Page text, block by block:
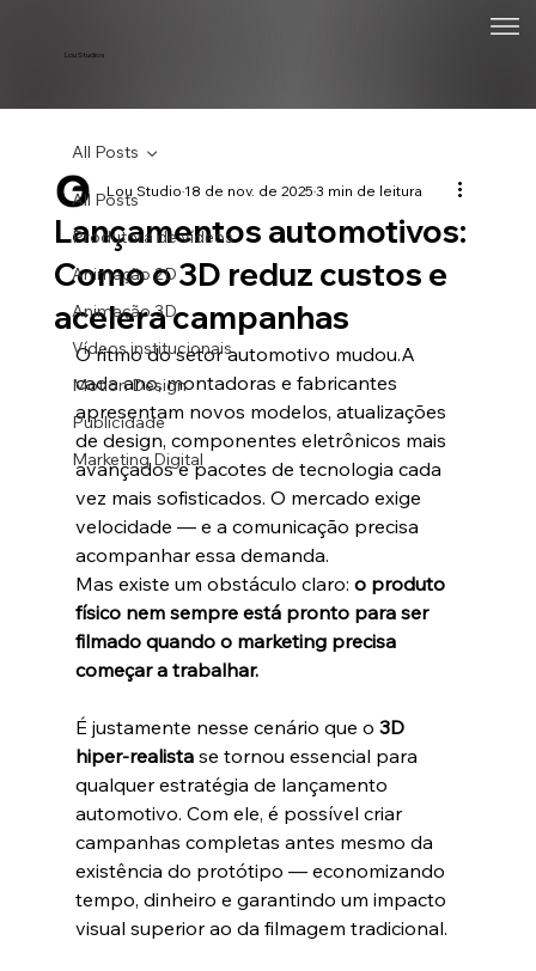
Lou Studios
All Posts
Produtora de vídeos
Animação 2D
Animação 3D
Vídeos institucionais
Motion Design
Publicidade
Marketing Digital
All Posts
Lançamentos automotivos:
Como o 3D reduz custos e
acelera campanhas
Lou Studio18 de nov. de 20253 min de leitura
O ritmo do setor automotivo mudou.A
cada ano, montadoras e fabricantes
apresentam novos modelos, atualizações
de design, componentes eletrônicos mais
avançados e pacotes de tecnologia cada
vez mais sofisticados. O mercado exige
velocidade — e a comunicação precisa
acompanhar essa demanda.
Mas existe um obstáculo claro: o produto
físico nem sempre está pronto para ser
filmado quando o marketing precisa
começar a trabalhar.
É justamente nesse cenário que o 3D
hiper-realista se tornou essencial para
qualquer estratégia de lançamento
automotivo. Com ele, é possível criar
campanhas completas antes mesmo da
existência do protótipo — economizando
tempo, dinheiro e garantindo um impacto
visual superior ao da filmagem tradicional.